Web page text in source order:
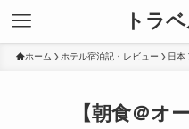
トラ
ホーム ホテル宿泊記・レビュー 日本
【朝食＠オ